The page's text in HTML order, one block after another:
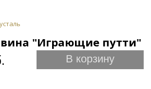
вина "Играющие путти"
В корзину